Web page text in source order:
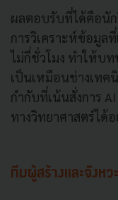
ผลตอบรับที่ได้คือนัก
การวิเคราะห์ข้อมูล
ไม่กี่ชั่วโมง ทำให้บ
เป็นเหมือนช่างเทค
กำกับที่เน้นสั่งการ
ทางวิทยาศาสตร์ได้
ทีมผู้สร้างและจังหว